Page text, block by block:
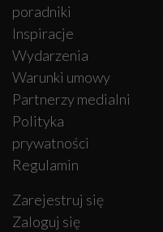
poradniki
Inspiracje
Wydarzenia
Warunki umowy
Partnerzy medialni
Polityka
prywatności
Regulamin
Zarejestruj się
Zaloguj się